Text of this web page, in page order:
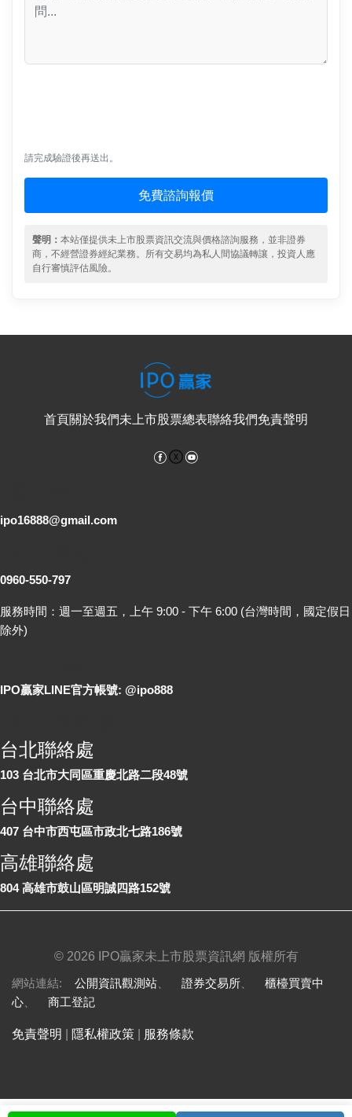
請完成驗證後再送出。
免費諮詢報價
聲明： 本站僅提供未上市股票資訊交流與價格諮詢服務，並非證券
商，不經營證券經紀業務。所有交易均為私人間協議轉讓，投資人應
自行審慎評估風險。
首頁關於我們未上市股票總表聯絡我們免責聲明
Facebook
ipo16888@gmail.com
0960-550-797
服務時間：週一至週五，上午 9:00 - 下午 6:00 (台灣時間，國定假日
除外)
IPO贏家LINE官方帳號: @ipo888
台北聯絡處
103 台北市大同區重慶北路二段48號
台中聯絡處
407 台中市西屯區市政北七路186號
高雄聯絡處
804 高雄市鼓山區明誠四路152號
© 2026 IPO贏家未上市股票資訊網 版權所有
網站連結: 公開資訊觀測站 證券交易所
櫃檯買賣中
心
商工登記
免責聲明 隱私權政策 服務條款